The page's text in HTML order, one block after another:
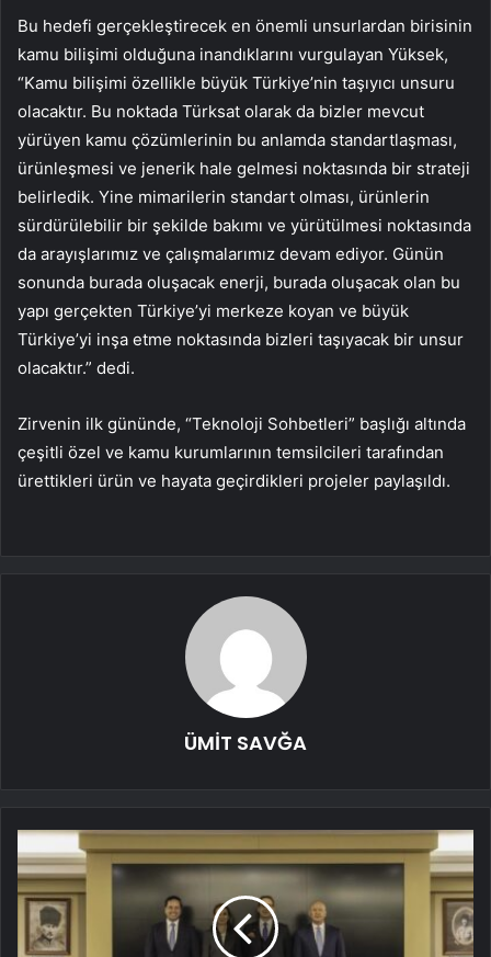
Bu hedefi gerçekleştirecek en önemli unsurlardan birisinin
kamu bilişimi olduğuna inandıklarını vurgulayan Yüksek,
“Kamu bilişimi özellikle büyük Türkiye’nin taşıyıcı unsuru
olacaktır. Bu noktada Türksat olarak da bizler mevcut
yürüyen kamu çözümlerinin bu anlamda standartlaşması,
ürünleşmesi ve jenerik hale gelmesi noktasında bir strateji
belirledik. Yine mimarilerin standart olması, ürünlerin
sürdürülebilir bir şekilde bakımı ve yürütülmesi noktasında
da arayışlarımız ve çalışmalarımız devam ediyor. Günün
sonunda burada oluşacak enerji, burada oluşacak olan bu
yapı gerçekten Türkiye’yi merkeze koyan ve büyük
Türkiye’yi inşa etme noktasında bizleri taşıyacak bir unsur
olacaktır.” dedi.
Zirvenin ilk gününde, “Teknoloji Sohbetleri” başlığı altında
çeşitli özel ve kamu kurumlarının temsilcileri tarafından
ürettikleri ürün ve hayata geçirdikleri projeler paylaşıldı.
ÜMİT SAVĞA